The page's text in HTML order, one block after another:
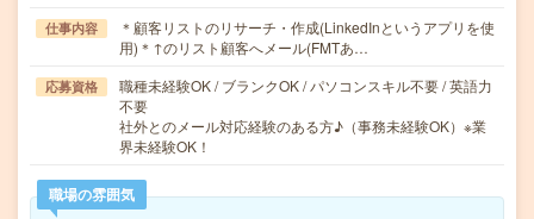
仕事内容
＊顧客リストのリサーチ・作成(LinkedInというアプリを使
用)＊↑のリスト顧客へメール(FMTあ…
応募資格
職種未経験OK / ブランクOK / パソコンスキル不要 / 英語力
不要
社外とのメール対応経験のある方♪（事務未経験OK）※業
界未経験OK！
職場の雰囲気